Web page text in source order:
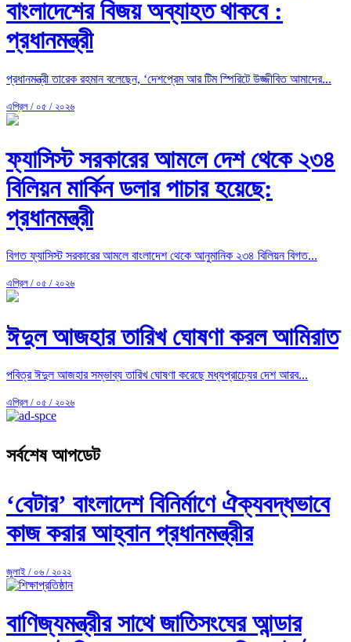
বাংলাদেশের বিজয় অব্যাহত থাকবে :
প্রধানমন্ত্রী
প্রধানমন্ত্রী তারেক রহমান বলেছেন, ‘দেশপ্রেম আর টিম স্পিরিটে উজ্জীবিত আমাদের...
এপ্রিল / ০৫ / ২০২৬
ফ্যাসিস্ট সরকারের আমলে দেশ থেকে ২৩৪
বিলিয়ন মার্কিন ডলার পাচার হয়েছে:
প্রধানমন্ত্রী
বিগত ফ্যাসিস্ট সরকারের আমলে বাংলাদেশ থেকে আনুমানিক ২৩৪ বিলিয়ন বিগত...
এপ্রিল / ০৫ / ২০২৬
ঈদুল আজহার তারিখ ঘোষণা করল আমিরাত
পবিত্র ঈদুল আজহার সম্ভাব্য তারিখ ঘোষণা করেছে মধ্যপ্রাচ্যের দেশ আরব...
এপ্রিল / ০৫ / ২০২৬
সর্বশেষ আপডেট
‘বেটার’ বাংলাদেশ বিনির্মাণে ঐক্যবদ্ধভাবে
কাজ করার আহ্বান প্রধানমন্ত্রীর
জুলাই / ০৬ / ২০২২
বাণিজ্যমন্ত্রীর সাথে জাতিসংঘের আন্ডার